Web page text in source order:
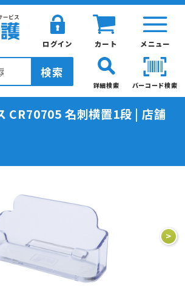
メニュー
カート
ログイン
検索
バーコード検索
詳細検索
CR70705 名刺横置1段 | 店舗
>